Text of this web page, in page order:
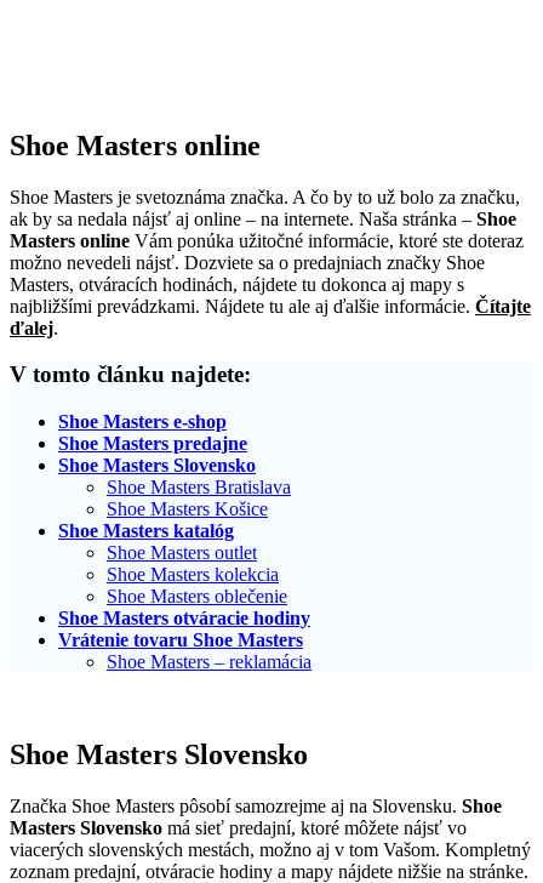
Shoe Masters online
Shoe Masters je svetoznáma značka. A čo by to už bolo za značku,
ak by sa nedala nájsť aj online – na internete. Naša stránka – Shoe
Masters online Vám ponúka užitočné informácie, ktoré ste doteraz
možno nevedeli nájsť. Dozviete sa o predajniach značky Shoe
Masters, otváracích hodinách, nájdete tu dokonca aj mapy s
najbližšími prevádzkami. Nájdete tu ale aj ďalšie informácie. Čítajte
ďalej.
V tomto článku najdete:
Shoe Masters e-shop
Shoe Masters predajne
Shoe Masters Slovensko
Shoe Masters Bratislava
Shoe Masters Košice
Shoe Masters katalóg
Shoe Masters outlet
Shoe Masters kolekcia
Shoe Masters oblečenie
Shoe Masters otváracie hodiny
Vrátenie tovaru Shoe Masters
Shoe Masters – reklamácia
Shoe Masters Slovensko
Značka Shoe Masters pôsobí samozrejme aj na Slovensku. Shoe
Masters Slovensko má sieť predajní, ktoré môžete nájsť vo
viacerých slovenských mestách, možno aj v tom Vašom. Kompletný
zoznam predajní, otváracie hodiny a mapy nájdete nižšie na stránke.